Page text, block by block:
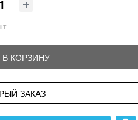
КОРЗИНУ
ЗАКАЗ